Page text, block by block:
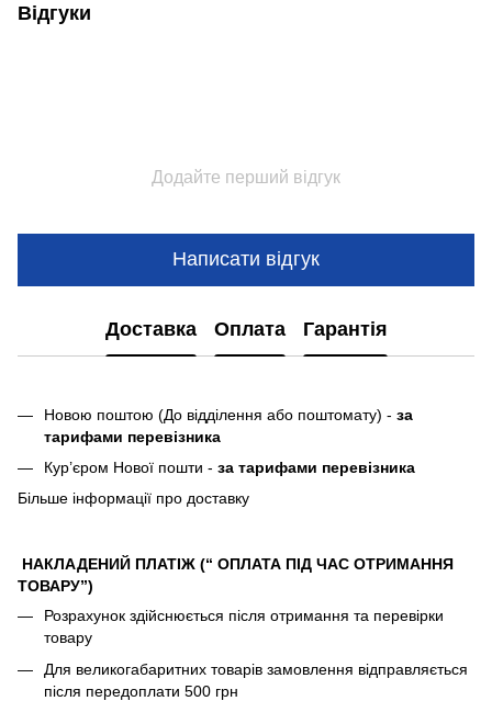
Відгуки
Додайте перший відгук
Написати відгук
Доставка Оплата Гарантія
Новою поштою (До відділення або поштомату) - за
тарифами перевізника
Кур’єром Нової пошти - за тарифами перевізника
Більше інформації про доставку
НАКЛАДЕНИЙ ПЛАТІЖ (“ ОПЛАТА ПІД ЧАС ОТРИМАННЯ
ТОВАРУ”)
Розрахунок здійснюється після отримання та перевірки
товару
Для великогабаритних товарів замовлення відправляється
після передоплати 500 грн